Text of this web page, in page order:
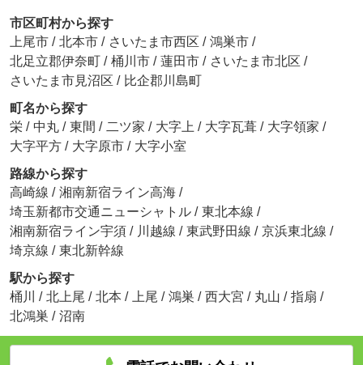
市区町村から探す
上尾市 / 北本市 / さいたま市西区 / 鴻巣市 /
北足立郡伊奈町 / 桶川市 / 蓮田市 / さいたま市北区 /
さいたま市見沼区 / 比企郡川島町
町名から探す
栄 / 中丸 / 東間 / 二ツ家 / 大字上 / 大字瓦葺 / 大字領家 /
大字平方 / 大字原市 / 大字小室
路線から探す
高崎線 / 湘南新宿ライン高海 /
埼玉新都市交通ニューシャトル / 東北本線 /
湘南新宿ライン宇須 / 川越線 / 東武野田線 / 京浜東北線 /
埼京線 / 東北新幹線
駅から探す
桶川
/ 北上尾 / 北本 / 上尾 / 鴻巣 / 西大宮 / 丸山 / 指扇 /
北鴻巣 / 沼南